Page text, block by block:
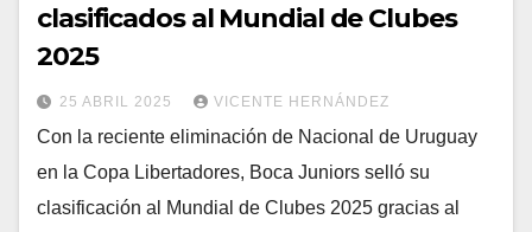
clasificados al Mundial de Clubes
2025
25 ABRIL 2025 VICENTE HERNÁNDEZ
Con la reciente eliminación de Nacional de Uruguay
en la Copa Libertadores, Boca Juniors selló su
clasificación al Mundial de Clubes 2025 gracias al